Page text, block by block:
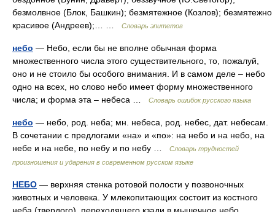
безмолвное (Блок, Башкин); безмятежное (Козлов); безмятежно
красивое (Андреев);… …
Словарь эпитетов
небо — Небо, если бы не вполне обычная форма
множественного числа этого существительного, то, пожалуй,
оно и не стоило бы особого внимания. И в самом деле – небо
одно на всех, но слово небо имеет форму множественного
числа; и форма эта – небеса …
Словарь ошибок русского языка
небо — небо, род. неба; мн. небеса, род. небес, дат. небесам.
В сочетании с предлогами «на» и «по»: на небо и на небо, на
небе и на небе, по небу и по небу …
Словарь трудностей
произношения и ударения в современном русском языке
НЕБО — верхняя стенка ротовой полости у позвоночных
животных и человека. У млекопитающих состоит из костного